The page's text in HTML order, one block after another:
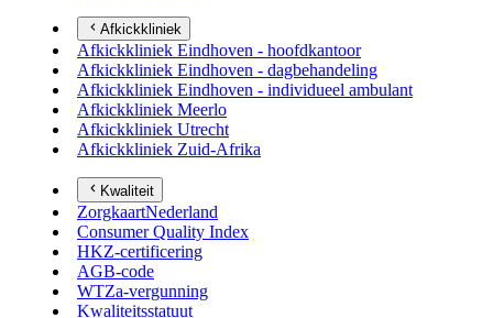
Afkickkliniek
Afkickkliniek Eindhoven - hoofdkantoor
Afkickkliniek Eindhoven - dagbehandeling
Afkickkliniek Eindhoven - individueel ambulant
Afkickkliniek Meerlo
Afkickkliniek Utrecht
Afkickkliniek Zuid-Afrika
Kwaliteit
ZorgkaartNederland
Consumer Quality Index
HKZ-certificering
AGB-code
WTZa-vergunning
Kwaliteitsstatuut